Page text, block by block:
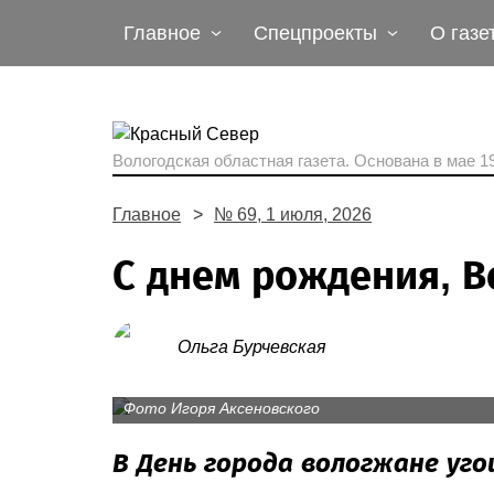
Главное Спецпроекты О
Вологодская областная газета. Основана в мае
Главное № 69, 1 июля, 2026
С днем рождения,
Ольга Бурчевская
Фото Игоря Аксеновского
В День города вологжане